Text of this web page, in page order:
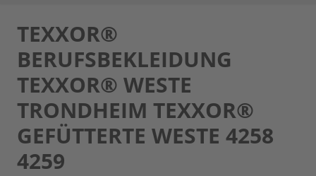
TEXXOR®
BERUFSBEKLEIDUNG
TEXXOR® WESTE
TRONDHEIM TEXXOR®
GEFÜTTERTE WESTE 4258
4259